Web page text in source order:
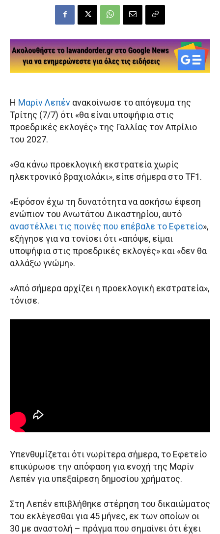
Η Μαρίν Λεπέν ανακοίνωσε το απόγευμα της
Τρίτης (7/7) ότι «θα είναι υποψήφια στις
προεδρικές εκλογές» της Γαλλίας τον Απρίλιο
του 2027.
«Θα κάνω προεκλογική εκστρατεία χωρίς
ηλεκτρονικό βραχιολάκι», είπε σήμερα στο TF1.
«Εφόσον έχω τη δυνατότητα να ασκήσω έφεση
ενώπιον του Ανωτάτου Δικαστηρίου, αυτό
αναστέλλει τις ποινές που επέβαλε το Εφετείο»,
εξήγησε για να τονίσει ότι «απόψε, είμαι
υποψήφια στις προεδρικές εκλογές» και «δεν θα
αλλάξω γνώμη».
«Από σήμερα αρχίζει η προεκλογική εκστρατεία»,
τόνισε.
Υπενθυμίζεται ότι νωρίτερα σήμερα, το Εφετείο
επικύρωσε την απόφαση για ενοχή της Μαρίν
Λεπέν για υπεξαίρεση δημοσίου χρήματος.
Στη Λεπέν επιβλήθηκε στέρηση του δικαιώματος
του εκλέγεσθαι για 45 μήνες, εκ των οποίων οι
30 με αναστολή – πράγμα που σημαίνει ότι έχει